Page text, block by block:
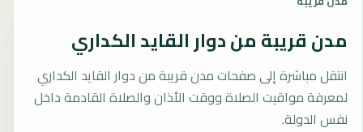
مدن قريبة من دوار القايد الكداري
انتقل مباشرة إلى صفحات مدن قريبة من دوار القايد الكداري
لمعرفة مواقيت الصلاة ووقت الأذان والصلاة القادمة داخل
نفس الدولة.